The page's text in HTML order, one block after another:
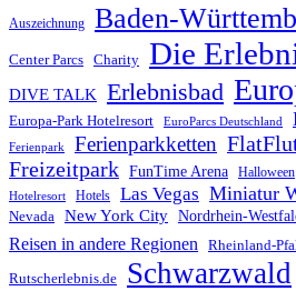
Auszeichnung Baden-
Center Parcs Charity Die
DIVE TALK Erlebnisbad
Europa-Park Hotelresort EuroParcs Deutschland
Ferienpark Ferienparkketten
Freizeitpark FunTime Arena Halloween
Hotelresort Hotels Las Vegas Miniatur
Nevada New York City Nordrhein-
Reisen in andere Regionen Rheinland-
Rutscherlebnis.de Schwarzwald